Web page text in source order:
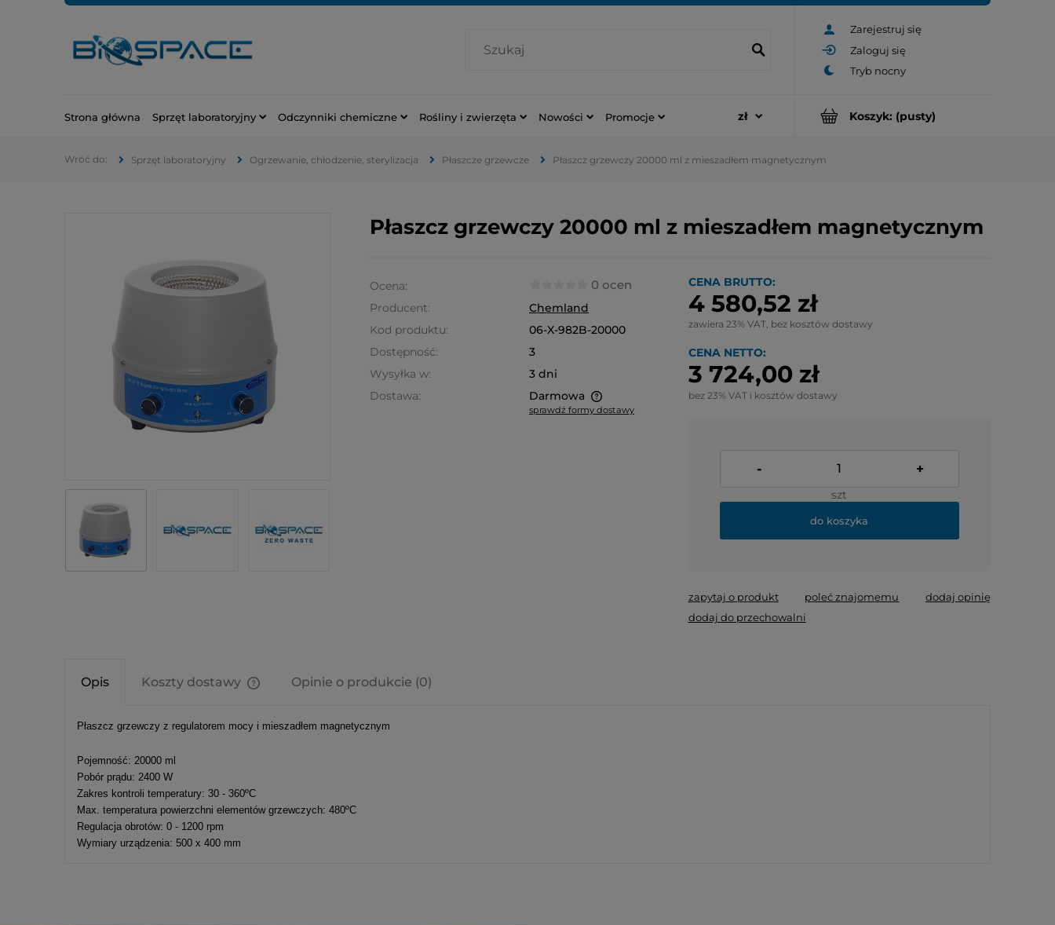
Zarejestruj się
Zaloguj się
Koszyk: (pusty)
Strona główna Sprzęt laboratoryjny Odczynniki chemiczne Rośliny i zwierzęta Nowości Promocje
Sprzęt laboratoryjny Ogrzewanie, chłodzenie, sterylizacja Płaszcze grzewcze Płaszcz grzewczy 20000 ml z mieszadłem magnetycznym
Płaszcz grzewczy 20000 ml z mieszadłem magnetycznym
Ocena: 0 ocen
Producent:
Chemland
Kod produktu:
06-X-982B-20000
Dostępność:
3
Wysyłka w:
3 dni
Dostawa:
Darmowa
sprawdź formy dostawy
CENA BRUTTO:
4 580,52 zł
zawiera 23% VAT, bez kosztów dostawy
CENA NETTO:
3 724,00 zł
bez 23% VAT i kosztów dostawy
- +
szt
do koszyka
zapytaj o produkt poleć znajomemu
dodaj opinię
dodaj do przechowalni
Opis Koszty dostawy
kosztów płatności
Opinie o produkcie (0)
Płaszcz grzewczy z regulatorem mocy i mieszadłem magnetycznym
Pojemność: 20000 ml
Pobór prądu: 2400 W
Zakres kontroli temperatury: 30 - 360ºC
Max. temperatura powierzchni elementów grzewczych: 480ºC
Regulacja obrotów: 0 - 1200 rpm
Wymiary urządzenia: 500 x 400 mm